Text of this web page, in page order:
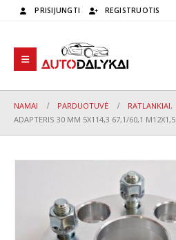
PRISIJUNGTI REGISTRUOTIS
NAMAI PARDUOTUVĖ RATLANKIAI,
ADAPTERIS 30 MM 5X114,3 67,1/60,1 M12X1,5